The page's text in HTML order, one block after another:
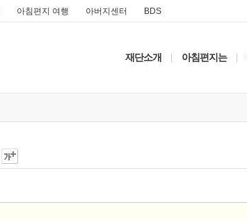
아침편지 여행 아버지센터 BDS
재단소개 아침편지는